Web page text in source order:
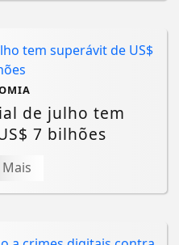
de julho tem
7 bilhões
Mais